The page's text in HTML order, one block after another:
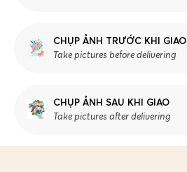
CHỤP ẢNH TRƯỚC KHI GIAO
Take pictures before delivering
CHỤP ẢNH SAU KHI GIAO
Take pictures after delivering